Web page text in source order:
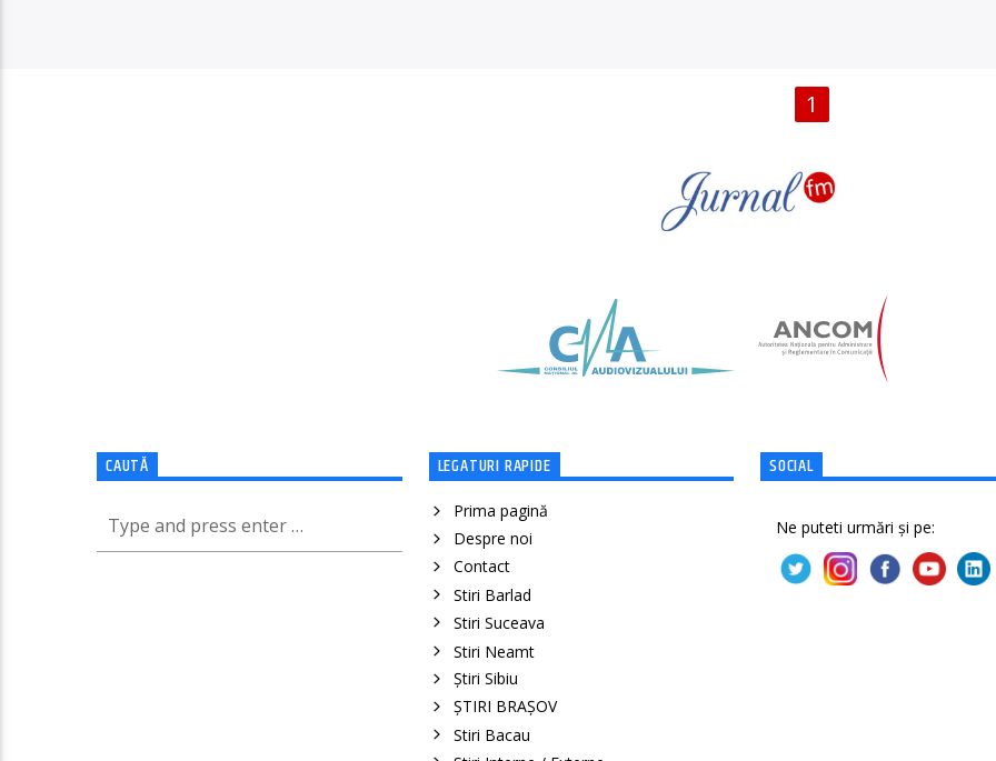
1
CAUTĂ LEGATURI RAPIDE
Prima pagină
Despre noi
Contact
Stiri Barlad
Stiri Suceava
Stiri Neamt
Știri Sibiu
ȘTIRI BRAȘOV
Stiri Bacau
SOCIAL
Ne puteti urmări și pe: